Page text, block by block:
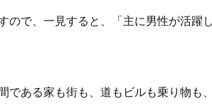
で、一見すると、「主に男性が活
ある家も街も、道もビルも乗り物も